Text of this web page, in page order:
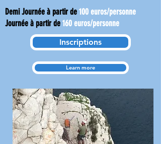
Demi Journée à partir de 100 euros/personne
Journée à partir de 160 euros/personne
Inscriptions
Learn more